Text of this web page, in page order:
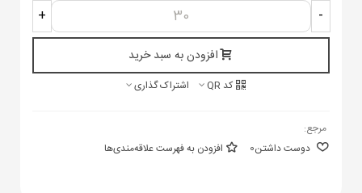
-
+
افزودن به سبد خرید
کد QR اشتراک گذاری
مرجع:
دوست داشتن0 افزودن به فهرست علاقه‌مندی‌ها